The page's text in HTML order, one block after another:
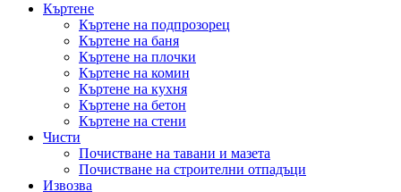
Къртене
Къртене на подпрозорец
Къртене на баня
Къртене на плочки
Къртене на комин
Къртене на кухня
Къртене на бетон
Къртене на стени
Чисти
Почистване на тавани и мазета
Почистване на строителни отпадъци
Извозва